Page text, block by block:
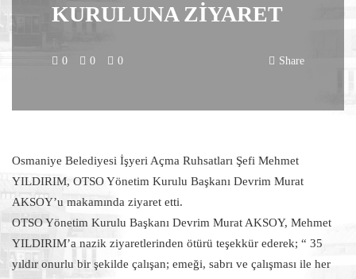
KURULUNA ZİYARET
0 0 0 Share
Osmaniye Belediyesi İşyeri Açma Ruhsatları Şefi Mehmet
YILDIRIM, OTSO Yönetim Kurulu Başkanı Devrim Murat
AKSOY’u makamında ziyaret etti.
OTSO Yönetim Kurulu Başkanı Devrim Murat AKSOY, Mehmet
YILDIRIM’a nazik ziyaretlerinden ötürü teşekkür ederek; “ 35
yıldır onurlu bir şekilde çalışan; emeği, sabrı ve çalışması ile her